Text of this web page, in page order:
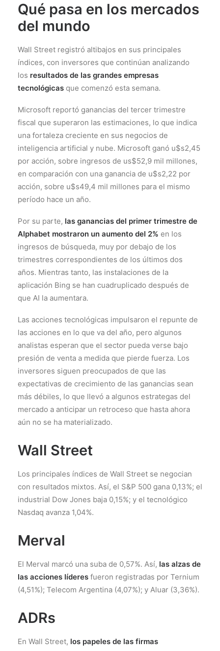
Qué pasa en los mercados
del mundo
Wall Street registró altibajos en sus principales
índices, con inversores que continúan analizando
los resultados de las grandes empresas
tecnológicas que comenzó esta semana.
Microsoft reportó ganancias del tercer trimestre
fiscal que superaron las estimaciones, lo que indica
una fortaleza creciente en sus negocios de
inteligencia artificial y nube. Microsoft ganó u$s2,45
por acción, sobre ingresos de us$52,9 mil millones,
en comparación con una ganancia de u$s2,22 por
acción, sobre u$s49,4 mil millones para el mismo
período hace un año.
Por su parte, las ganancias del primer trimestre de
Alphabet mostraron un aumento del 2% en los
ingresos de búsqueda, muy por debajo de los
trimestres correspondientes de los últimos dos
años. Mientras tanto, las instalaciones de la
aplicación Bing se han cuadruplicado después de
que AI la aumentara.
Las acciones tecnológicas impulsaron el repunte de
las acciones en lo que va del año, pero algunos
analistas esperan que el sector pueda verse bajo
presión de venta a medida que pierde fuerza. Los
inversores siguen preocupados de que las
expectativas de crecimiento de las ganancias sean
más débiles, lo que llevó a algunos estrategas del
mercado a anticipar un retroceso que hasta ahora
aún no se ha materializado.
Wall Street
Los principales índices de Wall Street se negocian
con resultados mixtos. Así, el S&P 500 gana 0,13%; el
industrial Dow Jones baja 0,15%; y el tecnológico
Nasdaq avanza 1,04%.
Merval
El Merval marcó una suba de 0,57%. Así, las alzas de
las acciones líderes fueron registradas por Ternium
(4,51%); Telecom Argentina (4,07%); y Aluar (3,36%).
ADRs
En Wall Street, los papeles de las firmas